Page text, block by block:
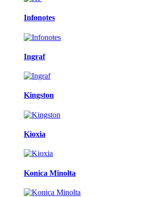
Infonotes
Ingraf
Kingston
Kioxia
Konica Minolta